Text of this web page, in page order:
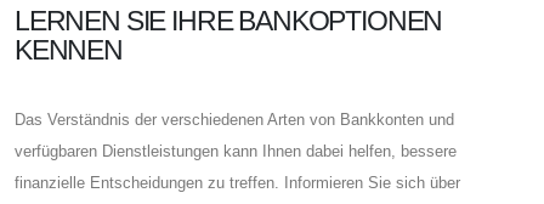
LERNEN SIE IHRE BANKOPTIONEN
KENNEN
Das Verständnis der verschiedenen Arten von Bankkonten und
verfügbaren Dienstleistungen kann Ihnen dabei helfen, bessere
finanzielle Entscheidungen zu treffen. Informieren Sie sich über